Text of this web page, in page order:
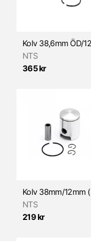
NTS
365 kr
NTS
219 kr